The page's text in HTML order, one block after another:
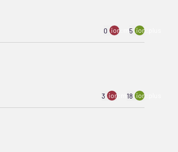
0 ion:minus
5 ion:plus
3 ion:minus
18 ion:plus